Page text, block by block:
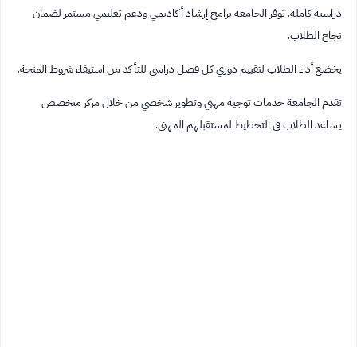
دراسية كاملة. توفر الجامعة برامج إرشاد أكاديمي ودعم تعليمي مستمر لضمان
نجاح الطلاب.
يخضع أداء الطلاب لتقييم دوري كل فصل دراسي للتأكد من استيفاء شروط المنحة.
تقدم الجامعة خدمات توجيه مهني وتطوير شخصي من خلال مركز متخصص
يساعد الطلاب في التخطيط لمستقبلهم المهني.